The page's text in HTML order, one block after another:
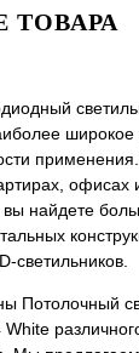
ТОВАРА
широкое
найдете
светильников.
Потолочный
White